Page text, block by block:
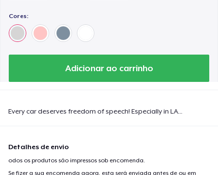
Cores:
Adicionar ao carrinho
Every car deserves freedom of speech! Especially in LA...
Detalhes de envio
odos os produtos são impressos sob encomenda.
Se fizer a sua encomenda agora, esta será enviada antes de ou em